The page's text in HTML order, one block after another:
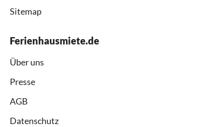
Sitemap
Ferienhausmiete.de
Über uns
Presse
AGB
Datenschutz